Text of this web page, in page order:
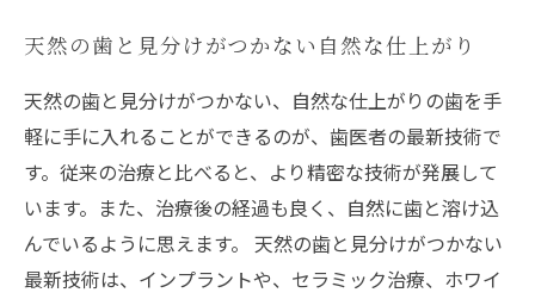
天然の歯と見分けがつかない自然な仕上がり
天然の歯と見分けがつかない、自然な仕上がりの歯を手
軽に手に入れることができるのが、歯医者の最新技術で
す。従来の治療と比べると、より精密な技術が発展して
います。また、治療後の経過も良く、自然に歯と溶け込
んでいるように思えます。 天然の歯と見分けがつかない
最新技術は、インプラントや、セラミック治療、ホワイ